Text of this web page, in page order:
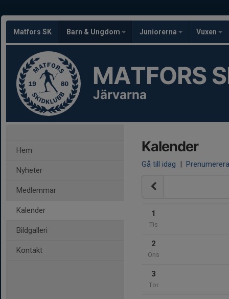
Matfors SK Barn & Ungdom Juniorerna Vuxen
MATFORS
Järvarna
Hem
Nyheter
Medlemmar
Kalender
Bildgalleri
Kontakt
Kalender
Gå till idag | Prenumerera
1
Tis
2
Ons
3
Tor